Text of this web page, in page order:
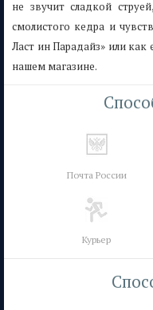
не звучит сладкой
смолистого кедра и
Ласт ин Парадайз» или
нашем магазине.
Почта России
Курьер